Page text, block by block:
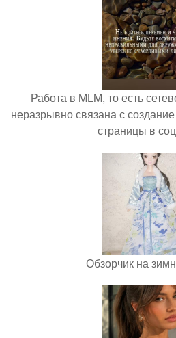
Работа в MLM, то есть
неразрывно связана с
страницы в
Обзорчик на